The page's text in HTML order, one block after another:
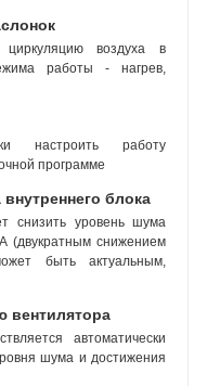
циркуляцию воздуха в
работы - нагрев,
настроить работу
программе
блока
снизить уровень шума
(двукратным снижением
быть актуальным,
вентилятора
автоматически
шума и достижения